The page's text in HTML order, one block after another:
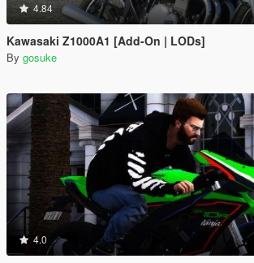
4.84
Kawasaki Z1000A1 [Add-On | LODs]
By gosuke
4.0